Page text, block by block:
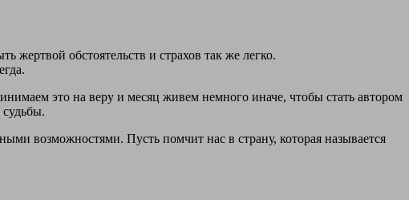
жертвой обстоятельств и страхов так же легко.
это на веру и месяц живем немного иначе, чтобы стать автором
возможностями. Пусть помчит нас в страну, которая называется